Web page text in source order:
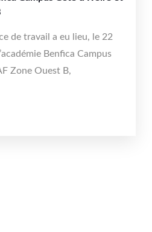
de travail a eu lieu, le 22
Benfica Campus
Zone Ouest B,